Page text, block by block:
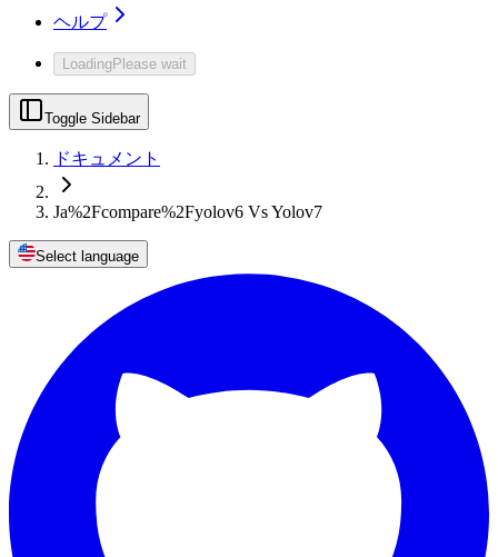
ヘルプ
LoadingPlease wait
Toggle Sidebar
ドキュメント
Ja%2Fcompare%2Fyolov6 Vs Yolov7
Select language